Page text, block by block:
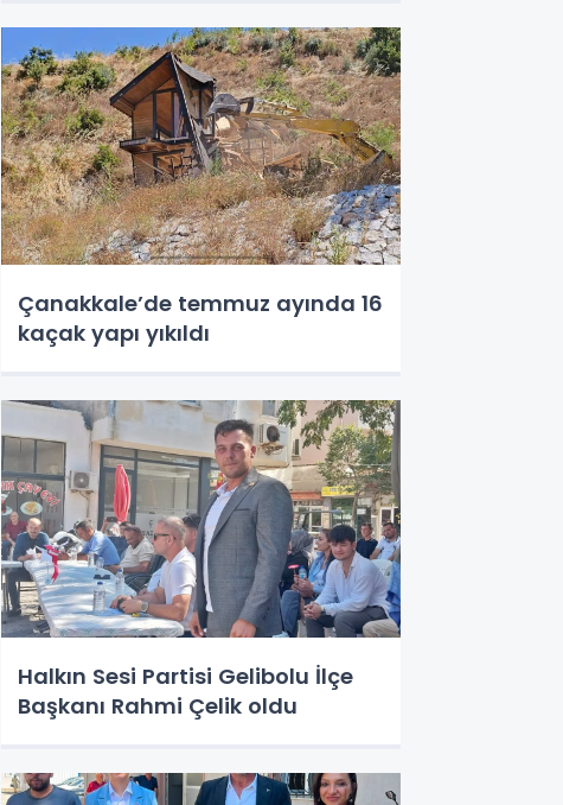
Çanakkale’de temmuz ayında 16
kaçak yapı yıkıldı
Halkın Sesi Partisi Gelibolu İlçe
Başkanı Rahmi Çelik oldu